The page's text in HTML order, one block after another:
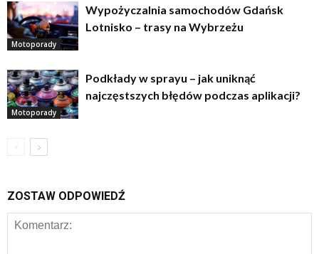
Motoporady
Wypożyczalnia samochodów Gdańsk
Lotnisko – trasy na Wybrzeżu
Motoporady
Podkłady w sprayu – jak uniknąć
najczęstszych błędów podczas aplikacji?
ZOSTAW ODPOWIEDŹ